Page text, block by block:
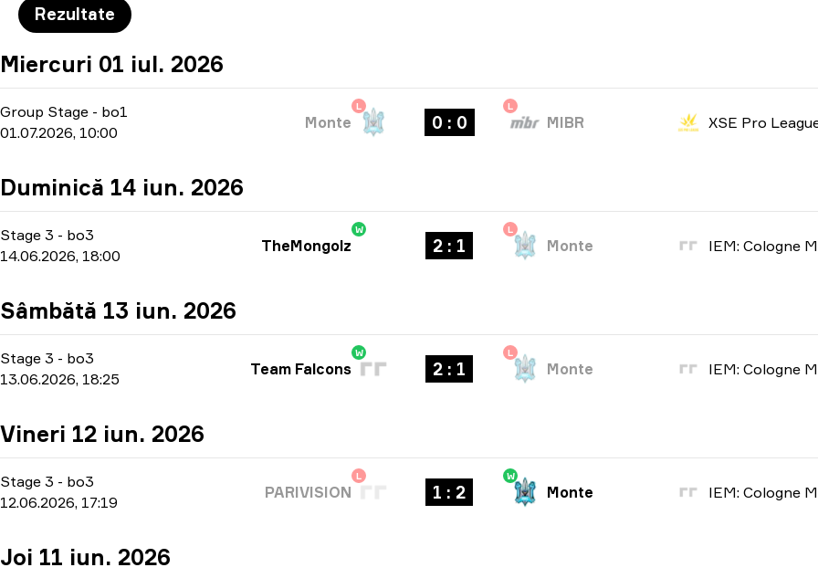
Rezultate
Miercuri 01 iul. 2026
Group Stage - bo1
01.07.2026, 10:00
L
Monte 0 : 0
L
MIBR XSE Pro
Duminică 14 iun. 2026
Stage 3 - bo3
14.06.2026, 18:00
W
TheMongolz 2 : 1
L
Monte
Sâmbătă 13 iun. 2026
Stage 3 - bo3
13.06.2026, 18:25
W
Team Falcons 2 : 1
L
Monte
Vineri 12 iun. 2026
Stage 3 - bo3
12.06.2026, 17:19
L
PARIVISION 1 : 2
W
Monte
Joi 11 iun. 2026